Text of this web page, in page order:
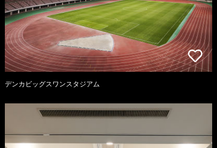
デンカビッグスワンスタジアム